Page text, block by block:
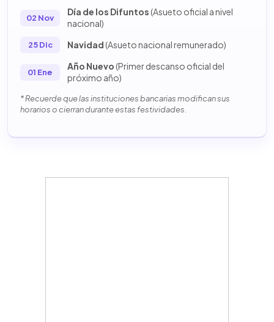
02 Nov
Día de los Difuntos(Asueto oficial a nivel
nacional)
25 Dic Navidad(Asueto nacional remunerado)
01 Ene
Año Nuevo(Primer descanso oficial del
próximo año)
* Recuerde que las instituciones bancarias modifican sus
horarios o cierran durante estas festividades.